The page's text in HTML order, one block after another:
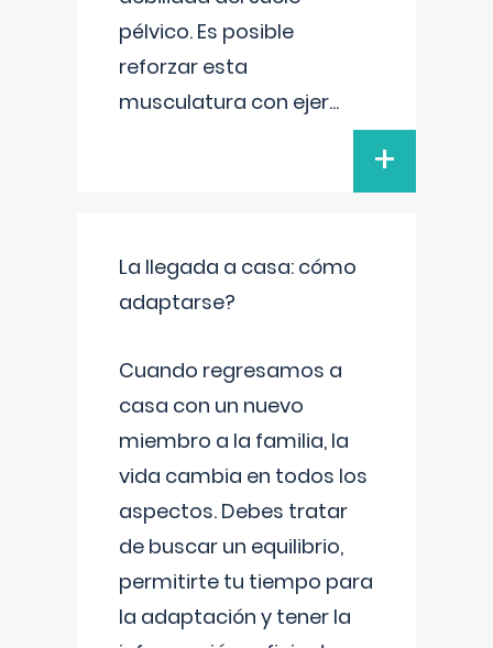
pélvico. Es posible
reforzar esta
musculatura con ejer...
+
La llegada a casa: cómo
adaptarse?
Cuando regresamos a
casa con un nuevo
miembro a la familia, la
vida cambia en todos los
aspectos. Debes tratar
de buscar un equilibrio,
permitirte tu tiempo para
la adaptación y tener la